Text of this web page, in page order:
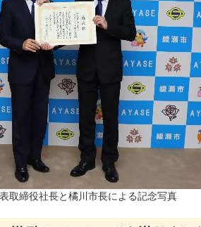
取締役社長と橘川市長による記念写真